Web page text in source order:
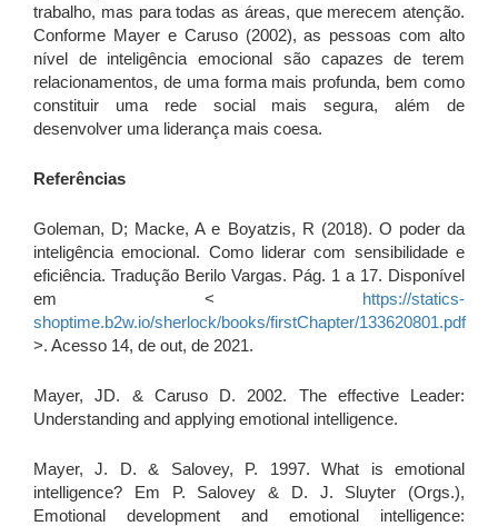
trabalho, mas para todas as áreas, que merecem atenção.
Conforme Mayer e Caruso (2002), as pessoas com alto
nível de inteligência emocional são capazes de terem
relacionamentos, de uma forma mais profunda, bem como
constituir uma rede social mais segura, além de
desenvolver uma liderança mais coesa.
Referências
Goleman, D; Macke, A e Boyatzis, R (2018). O poder da
inteligência emocional. Como liderar com sensibilidade e
eficiência. Tradução Berilo Vargas. Pág. 1 a 17. Disponível
em < https://statics-
shoptime.b2w.io/sherlock/books/firstChapter/133620801.pdf
>. Acesso 14, de out, de 2021.
Mayer, JD. & Caruso D. 2002. The effective Leader:
Understanding and applying emotional intelligence.
Mayer, J. D. & Salovey, P. 1997. What is emotional
intelligence? Em P. Salovey & D. J. Sluyter (Orgs.),
Emotional development and emotional intelligence: